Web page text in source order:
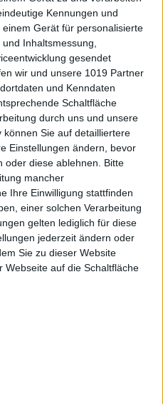
Kennungen und
Gerät für personalisierte
Inhaltsmessung,
gesendet
wir und unsere 1019 Partner
und Kenndaten
Schaltfläche
durch uns und unsere
können Sie auf detailliertere
Einstellungen ändern, bevor
oder diese ablehnen.
Bitte
mancher
Ihre Einwilligung stattfinden
einer solchen Verarbeitung
gelten lediglich für diese
jederzeit ändern oder
Sie zu dieser Website
auf die Schaltfläche